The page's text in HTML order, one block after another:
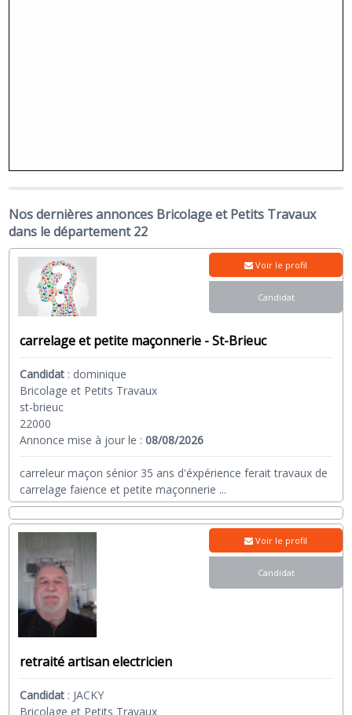
Nos dernières annonces Bricolage et Petits Travaux
dans le département 22
carrelage et petite maçonnerie - St-Brieuc
Candidat : dominique
Bricolage et Petits Travaux
st-brieuc
22000
Annonce mise à jour le :08/08/2026
carreleur maçon sénior 35 ans d'éxpérience ferait travaux de
carrelage faience et petite maçonnerie ...
Voir le profil
Candidat
retraité artisan electricien
Candidat : JACKY
Bricolage et Petits Travaux
Voir le profil
Candidat